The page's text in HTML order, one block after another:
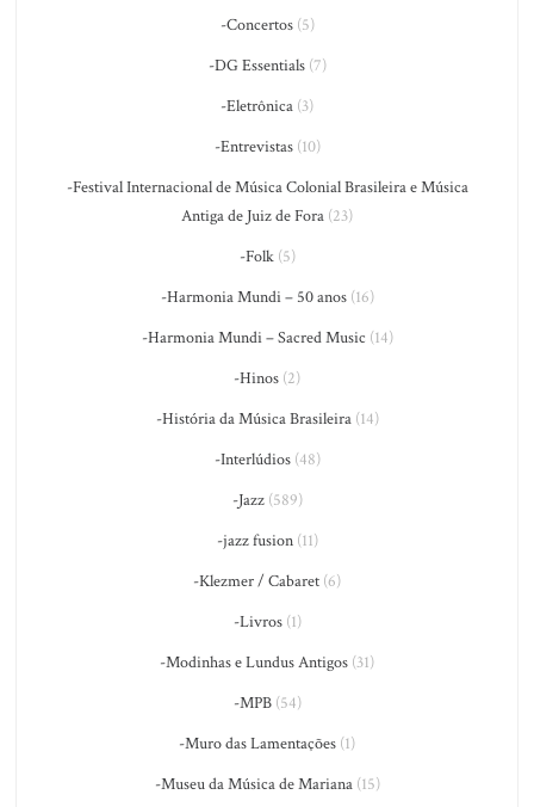
-Concertos(5)
-DG Essentials(7)
-Eletrônica (3)
-Entrevistas(10)
-Festival Internacional de Música Colonial Brasileira e Música
Antiga de Juiz de Fora (23)
-Folk(5)
-Harmonia Mundi – 50 anos(16)
-Harmonia Mundi – Sacred Music (14)
-Hinos (2)
-História da Música Brasileira(14)
-Interlúdios(48)
-Jazz(589)
-jazz fusion(11)
-Klezmer / Cabaret (6)
-Livros(1)
-Modinhas e Lundus Antigos (31)
-MPB(54)
-Muro das Lamentações (1)
-Museu da Música de Mariana(15)